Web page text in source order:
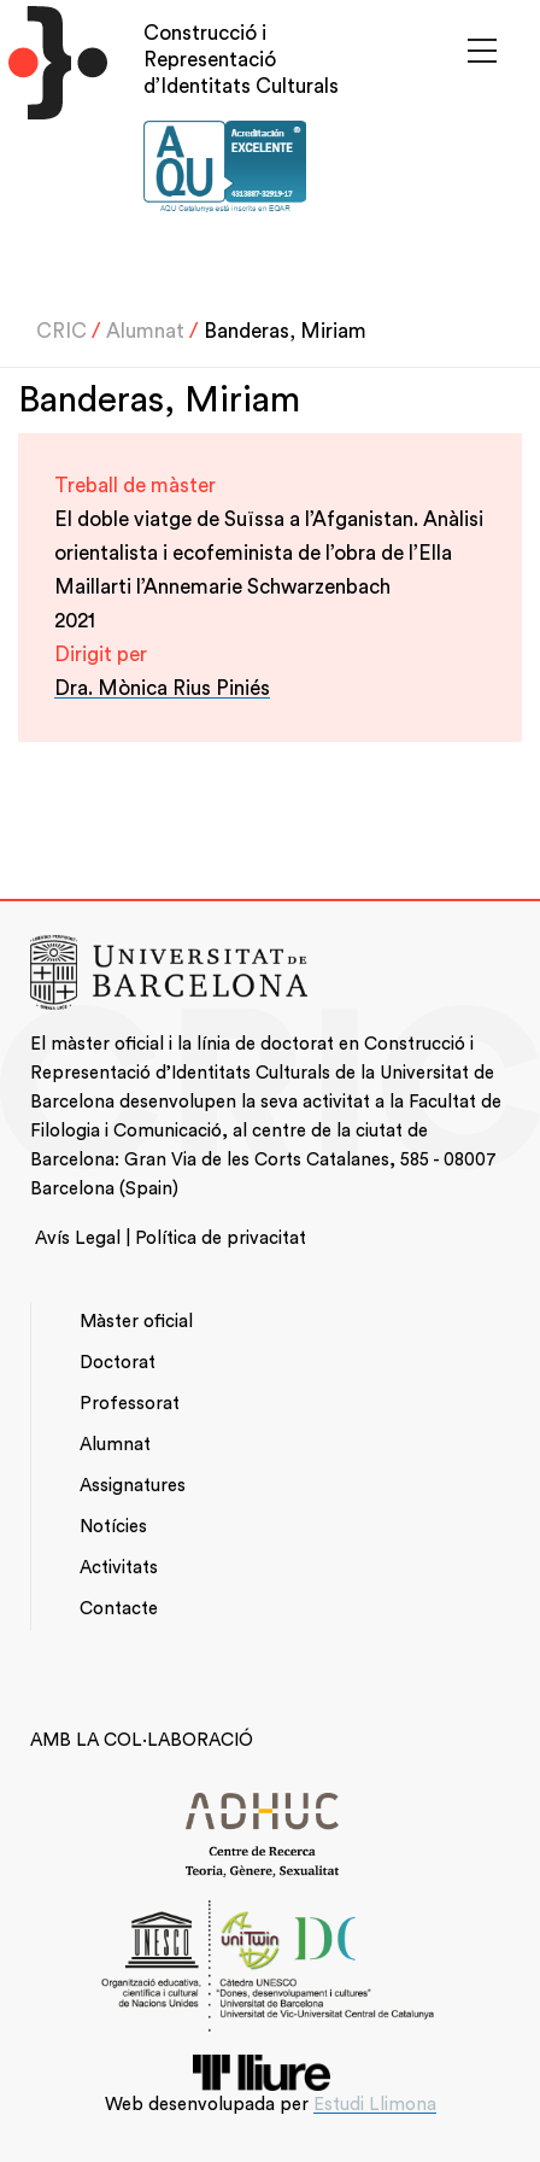
Vés
al
contingut
Construcció i
Representació
d’Identitats Culturals
CRIC / Alumnat / Banderas, Miriam
Banderas, Miriam
Treball de màster
El doble viatge de Suïssa a l’Afganistan. Anàlisi
orientalista i ecofeminista de l’obra de l’Ella
Maillarti l’Annemarie Schwarzenbach
2021
Dirigit per
Dra. Mònica Rius Piniés
El màster oficial i la línia de doctorat en Construcció i
Representació d’Identitats Culturals de la Universitat de
Barcelona desenvolupen la seva activitat a la Facultat de
Filologia i Comunicació, al centre de la ciutat de
Barcelona: Gran Via de les Corts Catalanes, 585 - 08007
Barcelona (Spain)
Avís Legal | Política de privacitat
PRINCIPAL
Màster oficial
Doctorat
Professorat
Alumnat
Assignatures
MENU
Notícies
Activitats
Contacte
AMB LA COL·LABORACIÓ
Web desenvolupada per Estudi Llimona